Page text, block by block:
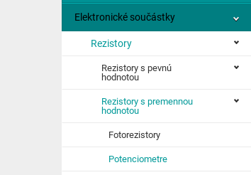
Elektronické součástky
Rezistory
Rezistory s pevnú
hodnotou
Rezistory s premennou
hodnotou
Fotorezistory
Potenciometre